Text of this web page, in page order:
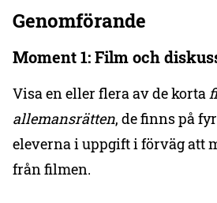
Genomförande
Moment 1: Film och
Visa en eller flera av de korta
allemansrätten, de finns på
eleverna i uppgift i förväg att
från filmen.